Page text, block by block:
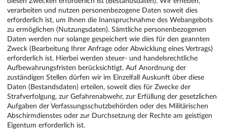
verarbeiten und nutzen personenbezogene Daten soweit dies
erforderlich ist, um Ihnen die Inanspruchnahme des Webangebots
zu ermöglichen (Nutzungsdaten). Sämtliche personenbezogenen
Daten werden nur solange gespeichert wie dies für den geannten
Zweck (Bearbeitung Ihrer Anfrage oder Abwicklung eines Vertrags)
erforderlich ist. Hierbei werden steuer- und handelsrechtliche
Aufbewahrungsfristen berücksichtigt. Auf Anordnung der
zuständigen Stellen dürfen wir im Einzelfall Auskunft über diese
Daten (Bestandsdaten) erteilen, soweit dies für Zwecke der
Strafverfolgung, zur Gefahrenabwehr, zur Erfüllung der gesetzlichen
Aufgaben der Verfassungsschutzbehörden oder des Militärischen
Abschirmdienstes oder zur Durchsetzung der Rechte am geistigen
Eigentum erforderlich ist.